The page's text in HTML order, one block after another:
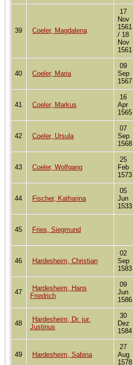
39 Coeler, Magdalena
17
Nov
1561
/ 18
Nov
1561
40 Coeler, Maria
09
Sep
1567
41 Coeler, Markus
16
Apr
1565
42 Coeler, Ursula
07
Sep
1568
43 Coeler, Wolfgang
25
Feb
1573
44 Fischer, Katharina
05
Jun
1533
45 Fries, Siegmund
46 Hardesheim, Christian
02
Sep
1583
47
Hardesheim, Hans
Friedrich
09
Jun
1586
48
Hardesheim, Dr. jur.
Justinus
30
Dez
1584
49 Hardesheim, Sabina
27
Aug
1578